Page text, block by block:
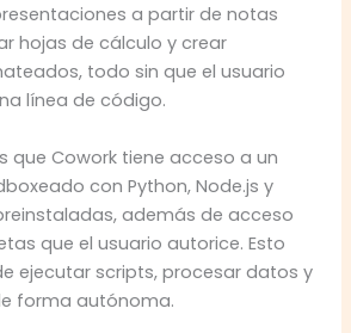
a partir de notas
hojas de cálculo y crear
todo sin que el usuario
línea de código.
que Cowork tiene acceso a un
con Python, Node.js y
además de acceso
que el usuario autorice. Esto
ejecutar scripts, procesar datos y
forma autónoma.